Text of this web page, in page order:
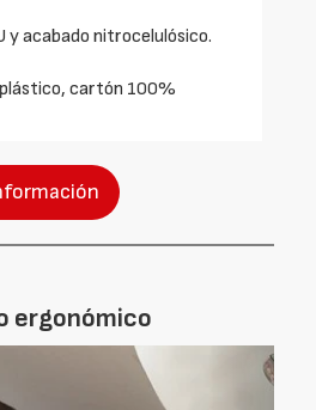
y acabado nitrocelulósico.
plástico, cartón 100%
ergonómico
Foto